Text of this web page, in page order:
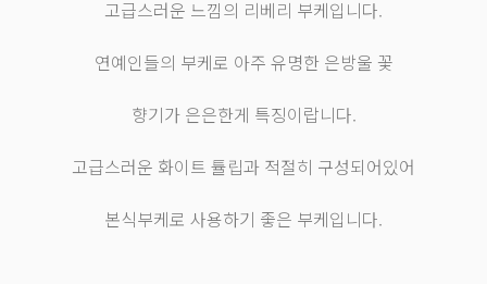
고급스러운 느낌의 리베리 부케입니다.
연예인들의 부케로 아주 유명한 은방울 꽃
향기가 은은한게 특징이랍니다.
고급스러운 화이트 튤립과 적절히 구성되어있어
본식부케로 사용하기 좋은 부케입니다.